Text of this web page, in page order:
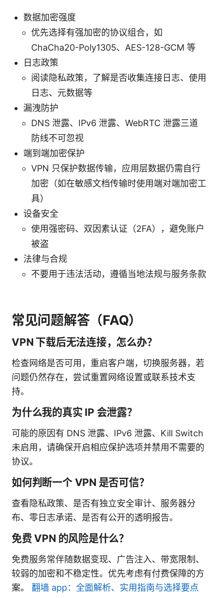
数据加密强度
优先选择有强加密的协议组合，如
ChaCha20-Poly1305、AES-128-GCM 等
日志政策
阅读隐私政策，了解是否收集连接日志、使用
日志、元数据等
漏洩防护
DNS 泄露、IPv6 泄露、WebRTC 泄露三道
防线不可忽视
端到端加密保护
VPN 只保护数据传输，应用层数据仍需自行
加密（如在敏感文档传输时使用端对端加密工
具）
设备安全
使用强密码、双因素认证（2FA），避免账户
被盗
法律与合规
不要用于违法活动，遵循当地法规与服务条款
常见问题解答（FAQ）
VPN 下载后无法连接，怎么办？
检查网络是否可用，重启客户端，切换服务器，若
问题仍然存在，尝试重置网络设置或联系技术支
持。
为什么我的真实 IP 会泄露？
可能的原因有 DNS 泄露、IPv6 泄露、Kill Switch
未启用，请确保开启相应保护选项并禁用不需要的
协议。
如何判断一个 VPN 是否可信？
查看隐私政策、是否有独立安全审计、服务器分
布、零日志承诺、是否有公开的透明报告。
免费 VPN 的风险是什么？
免费服务常伴随数据变现、广告注入、带宽限制、
较弱的加密和不稳定性。优先考虑有付费保障的方
案。 翻墙 app：全面解析、实用指南与选择要点